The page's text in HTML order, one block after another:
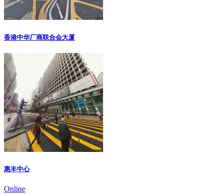
香港中华厂商联合会大厦
惠丰中心
Online